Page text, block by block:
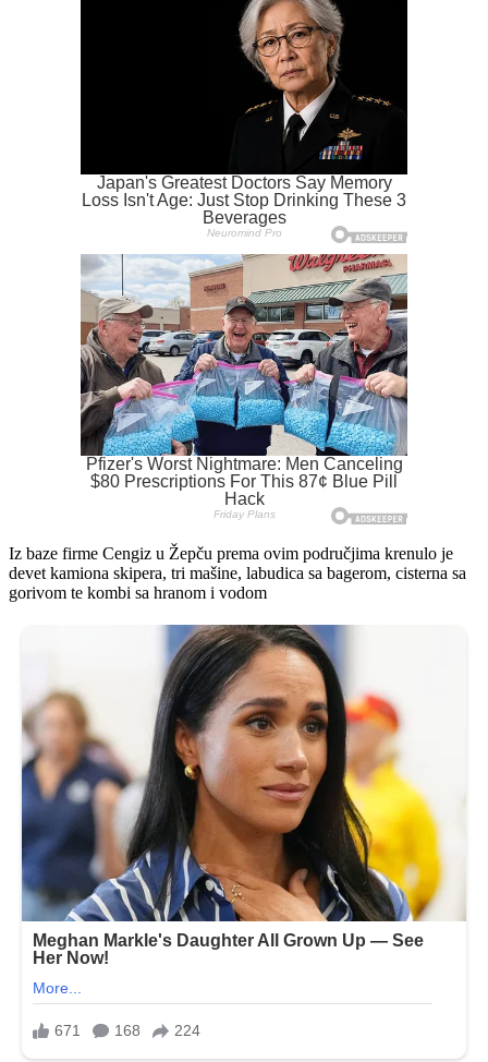
Iz baze firme Cengiz u Žepču prema ovim područjima krenulo je
devet kamiona skipera, tri mašine, labudica sa bagerom, cisterna sa
gorivom te kombi sa hranom i vodom